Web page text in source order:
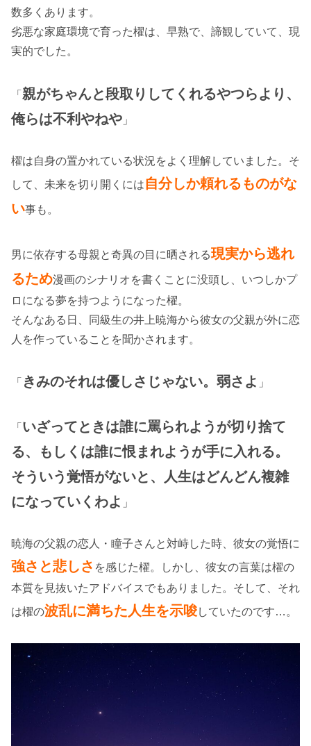
数多くあります。
劣悪な家庭環境で育った櫂は、早熟で、諦観していて、現
実的でした。
「 親がちゃんと段取りしてくれるやつらより、
俺らは不利やねや 」
櫂は自身の置かれている状況をよく理解していました。そ
して、未来を切り開くには自分しか頼れるものがな
い事も。
男に依存する母親と奇異の目に晒される現実から逃れ
るため漫画のシナリオを書くことに没頭し、いつしかプ
ロになる夢を持つようになった櫂。
そんなある日、同級生の井上暁海から彼女の父親が外に恋
人を作っていることを聞かされます。
「 きみのそれは優しさじゃない。弱さよ 」
「 いざってときは誰に罵られようが切り捨て
る、もしくは誰に恨まれようが手に入れる。
そういう覚悟がないと、人生はどんどん複雑
になっていくわよ 」
暁海の父親の恋人・瞳子さんと対峙した時、彼女の覚悟に
強さと悲しさ を感じた櫂。しかし、彼女の言葉は櫂の
本質を見抜いたアドバイスでもありました。そして、それ
は櫂の波乱に満ちた人生を示唆していたのです…。